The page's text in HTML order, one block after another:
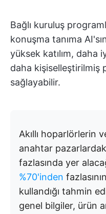
Bağlı kuruluş
konuşma tanıma
yüksek katılım, daha
daha kişiselleştirilmiş
sağlayabilir.
Akıllı hoparlörlerin
anahtar
fazlasında yer
%70'inden
kullandığı tahmin
genel bilgiler, ürün